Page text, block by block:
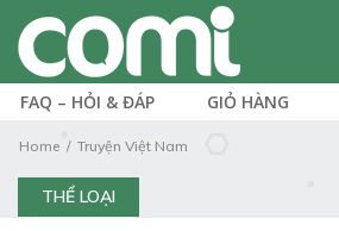
FAQ – HỎI & ĐÁP GIỎ HÀNG
Home Truyện Việt Nam
THỂ LOẠI